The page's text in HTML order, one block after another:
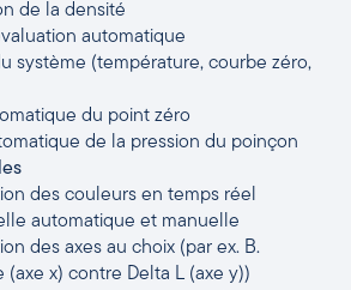
de la densité
automatique
système (température, courbe zéro,
du point zéro
de la pression du poinçon
des couleurs en temps réel
automatique et manuelle
des axes au choix (par ex. B.
(axe x) contre Delta L (axe y))